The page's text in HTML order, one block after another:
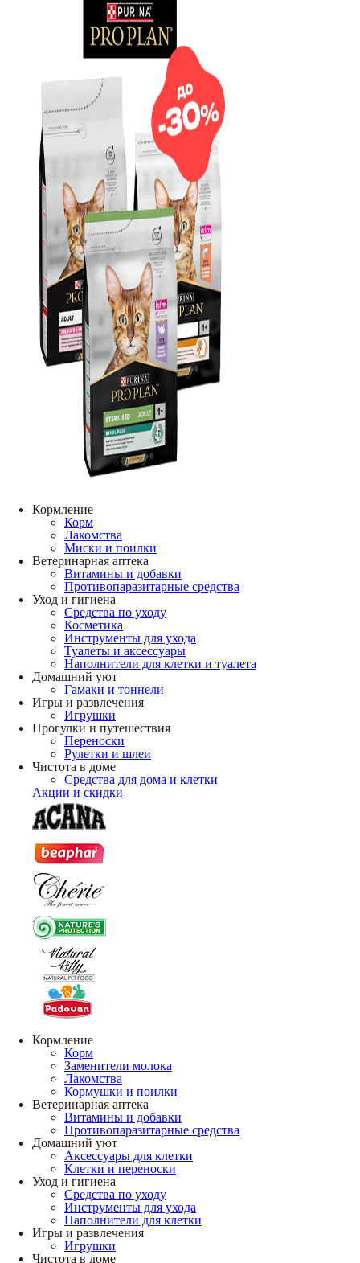
Кормление
Корм
Лакомства
Миски и поилки
Ветеринарная аптека
Витамины и добавки
Противопаразитарные средства
Уход и гигиена
Средства по уходу
Косметика
Инструменты для ухода
Туалеты и аксессуары
Наполнители для клетки и туалета
Домашний уют
Гамаки и тоннели
Игры и развлечения
Игрушки
Прогулки и путешествия
Переноски
Рулетки и шлеи
Чистота в доме
Средства для дома и клетки
Акции и скидки
Кормление
Корм
Заменители молока
Лакомства
Кормушки и поилки
Ветеринарная аптека
Витамины и добавки
Противопаразитарные средства
Домашний уют
Аксессуары для клетки
Клетки и переноски
Уход и гигиена
Средства по уходу
Инструменты для ухода
Наполнители для клетки
Игры и развлечения
Игрушки
Чистота в доме